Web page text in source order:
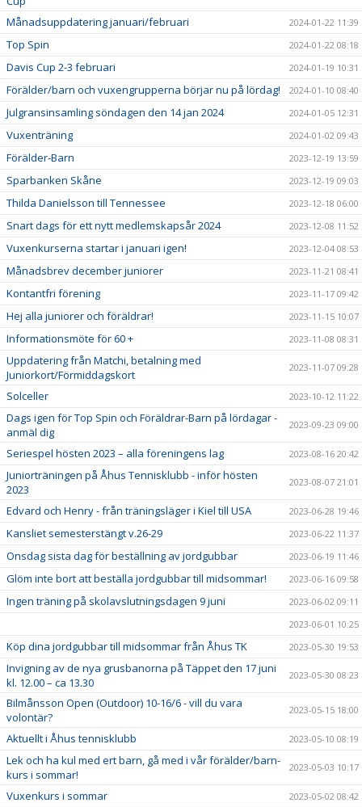
Månadsuppdatering januari/februari
2024-01-22 11:39
Top Spin 2024-01-22 08:18
Davis Cup 2-3 februari 2024-01-19 10:31
Förälder/barn och vuxengrupperna börjar nu på lördag! 2024-01-10 08:40
Julgransinsamling söndagen den 14 jan 2024 2024-01-05 12:31
Vuxenträning 2024-01-02 09:43
Förälder-Barn 2023-12-19 13:59
Sparbanken Skåne 2023-12-19 09:03
Thilda Danielsson till Tennessee 2023-12-18 06:00
Snart dags för ett nytt medlemskapsår 2024 2023-12-08 11:52
Vuxenkurserna startar i januari igen! 2023-12-04 08:53
Månadsbrev december juniorer 2023-11-21 08:41
Kontantfri förening 2023-11-17 09:42
Hej alla juniorer och föräldrar! 2023-11-15 10:07
Informationsmöte för 60 + 2023-11-08 08:31
Uppdatering från Matchi, betalning med
Juniorkort/Förmiddagskort
2023-11-07 09:28
Solceller 2023-10-12 11:22
Dags igen för Top Spin och Föräldrar-Barn på lördagar -
anmäl dig
2023-09-23 09:00
Seriespel hösten 2023 – alla föreningens lag 2023-08-16 20:42
Juniorträningen på Åhus Tennisklubb - inför hösten
2023
2023-08-07 21:01
Edvard och Henry - från träningsläger i Kiel till USA 2023-06-28 19:46
Kansliet semesterstängt v.26-29 2023-06-22 11:37
Onsdag sista dag för beställning av jordgubbar 2023-06-19 11:46
Glöm inte bort att beställa jordgubbar till midsommar! 2023-06-16 09:58
Ingen träning på skolavslutningsdagen 9 juni
2023-06-02 09:11
2023-06-01 10:25
Köp dina jordgubbar till midsommar från Åhus TK 2023-05-30 19:53
Invigning av de nya grusbanorna på Täppet den 17 juni
kl. 12.00 – ca 13.30
2023-05-30 08:23
Bilmånsson Open (Outdoor) 10-16/6 - vill du vara
volontär?
2023-05-15 18:00
Aktuellt i Åhus tennisklubb 2023-05-10 08:19
Lek och ha kul med ert barn, gå med i vår förälder/barn-
kurs i sommar!
2023-05-03 10:17
Vuxenkurs i sommar 2023-05-02 08:42